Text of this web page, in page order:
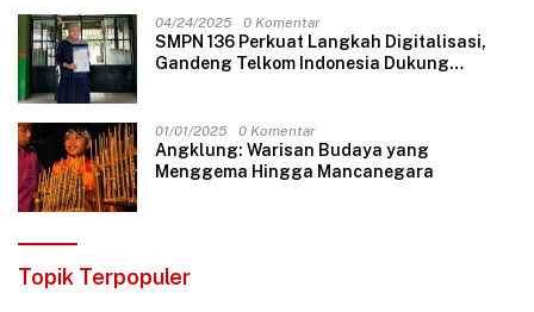
04/24/2025 0 Komentar
SMPN 136 Perkuat Langkah Digitalisasi,
Gandeng Telkom Indonesia Dukung
01/01/2025 0 Komentar
Angklung: Warisan Budaya yang
Menggema Hingga Mancanegara
Topik Terpopuler